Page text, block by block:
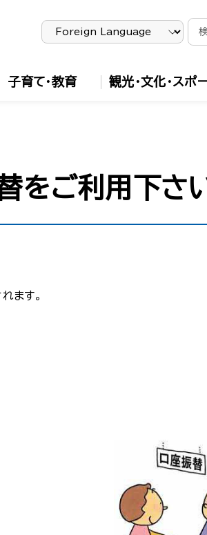
子育て・教育 観光・文化・スポ
をご利用下さ
ます。